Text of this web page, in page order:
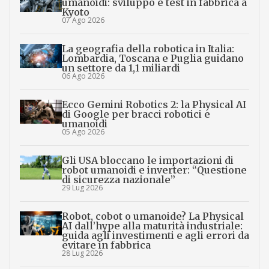
umanoidi: sviluppo e test in fabbrica a
Kyoto
07 Ago 2026
La geografia della robotica in Italia:
Lombardia, Toscana e Puglia guidano
un settore da 1,1 miliardi
06 Ago 2026
Ecco Gemini Robotics 2: la Physical AI
di Google per bracci robotici e
umanoidi
05 Ago 2026
Gli USA bloccano le importazioni di
robot umanoidi e inverter: “Questione
di sicurezza nazionale”
29 Lug 2026
Robot, cobot o umanoide? La Physical
AI dall’hype alla maturità industriale:
guida agli investimenti e agli errori da
evitare in fabbrica
28 Lug 2026